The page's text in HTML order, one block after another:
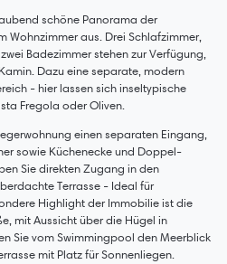
schöne Panorama der
Wohnzimmer aus. Drei Schlafzimmer,
Badezimmer stehen zur Verfügung,
Dazu eine separate, modern
- hier lassen sich inseltypische
Fregola oder Oliven.
einen separaten Eingang,
sowie Küchenecke und Doppel-
Sie direkten Zugang in den
Terrasse - Ideal für
Highlight der Immobilie ist die
mit Aussicht über die Hügel in
Sie vom Swimmingpool den Meerblick
mit Platz für Sonnenliegen.